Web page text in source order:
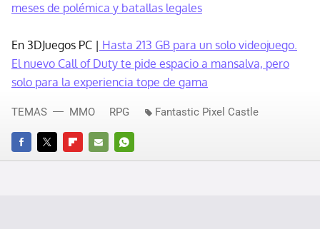
meses de polémica y batallas legales
En 3DJuegos PC | Hasta 213 GB para un solo videojuego.
El nuevo Call of Duty te pide espacio a mansalva, pero
solo para la experiencia tope de gama
FACEBOOKTWITTERFLIPBOARD
E-
WHATSAPP
TEMAS MMO RPG Fantastic Pixel Castle